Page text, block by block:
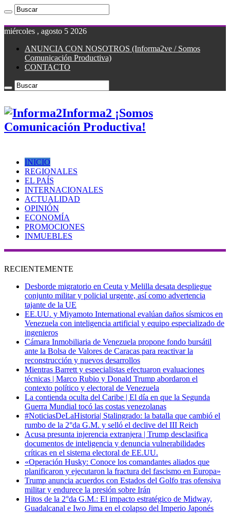
miércoles , agosto 5 2026
ANUNCIA CON NOSOTROS (Informa2ve / Somos
Comunicación Productiva)
CONTACTO
Informa2 ¡Somos
Comunicación Productiva!
INICIO
REGIONALES
EL PAÍS
INTERNACIONALES
ACTUALIDAD
OPINIÓN
ECONOMÍA
PROMOCIONES
INMUEBLES
RECIENTEMENTE
Desborde migratorio en Ceuta y Melilla desata despliegue
conjunto militar y policial urgente, así como advertencia
tajante de la UE
EE.UU. y Miyamoto International evalúan daños sísmicos en
Venezuela con inteligencia artificial y equipo especializado de
ingenieros
Cámara Inmobiliaria de Venezuela propone fondo bursátil
ante la Bolsa de Valores de Caracas para reactivar la
reconstrucción y nuevos desarrollos
Mientras Barrett y especialistas efectuaron evaluaciones
técnicas | Marco Rubio y Donald Trump abordaron el
contexto político y electoral de Venezuela
La contienda oculta del Caribe | El día en que la Segunda
Guerra Mundial tocó las costas venezolanas
#NoticiasDeLaHistoria| Stalingrado: la batalla que cambió el
rumbo de la 2°da G.M. y selló el declive del III Reich
Acusa presunta injerencia extranjera | Trump desclasifica
documentos de inteligencia y denuncia vulnerabilidades
críticas en el sistema electoral de EE.UU.
«Operación Husky: Conoce los comandantes aliados que
planificaron y ejecutaron la fractura del fascismo en Europa»
Trump anuncia acuerdos con Estados del Golfo tras ofensiva
militar y endurece la presión sobre Irán
Hitos de la 2°da G.M.: El impacto estratégico de Midway,
Guadalcanal e Iwo Jima en el colapso del Imperio Japonés